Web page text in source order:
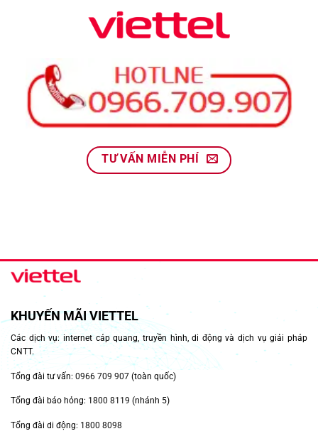
TƯ VẤN MIỄN PHÍ
KHUYẾN MÃI VIETTEL
Các dịch vụ: internet cáp quang, truyền hình, di động và dịch vụ giải pháp
CNTT.
Tổng đài tư vấn: 0966 709 907 (toàn quốc)
Tổng đài báo hỏng: 1800 8119 (nhánh 5)
Tổng đài di động: 1800 8098